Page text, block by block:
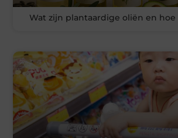
Wat zijn plantaardige oliën en